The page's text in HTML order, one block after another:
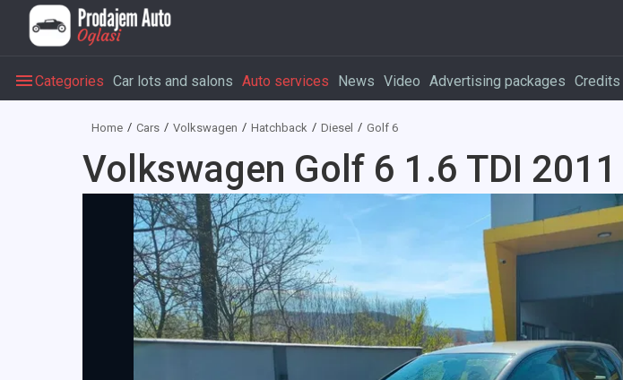
Categories Car lots and salons Auto services News Video Advertising packages Credits
Home Cars Volkswagen Hatchback Diesel Golf 6
Volkswagen Golf 6 1.6 TDI